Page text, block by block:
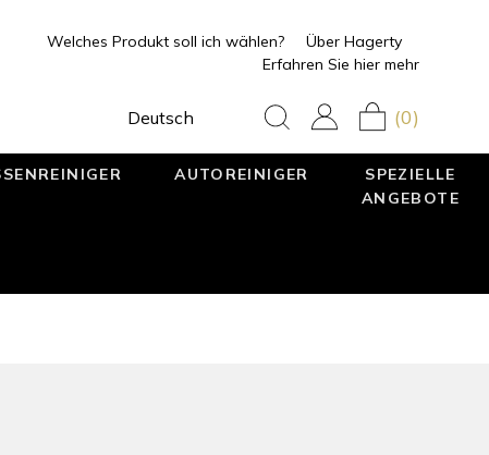
Welches Produkt soll ich wählen?
Über Hagerty
Erfahren Sie hier mehr
Deutsch (0)
AUTOREINIGER
SPEZIELLE
ANGEBOTE